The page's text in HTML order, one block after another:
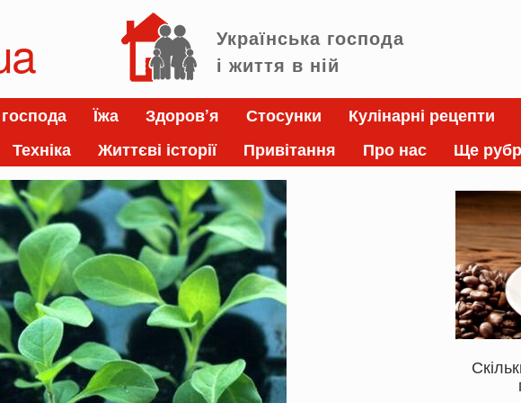
Українська господа
і життя в ній
Їжа Здоров’я Стосунки Кулінарні рецепти
Техніка Життєві історії Привітання Про нас Ще